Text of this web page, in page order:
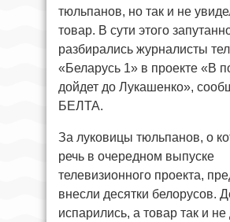
тюльпанов, но так и не
товар. В сути этого
разбирались журналисты
«Беларусь 1» в проекте «В
дойдет до Лукашенко»,
БЕЛТА.
За луковицы тюльпанов, о
речь в очередном выпуске
телевизионного проекта,
внесли десятки белорусов.
испарились, а товар так и